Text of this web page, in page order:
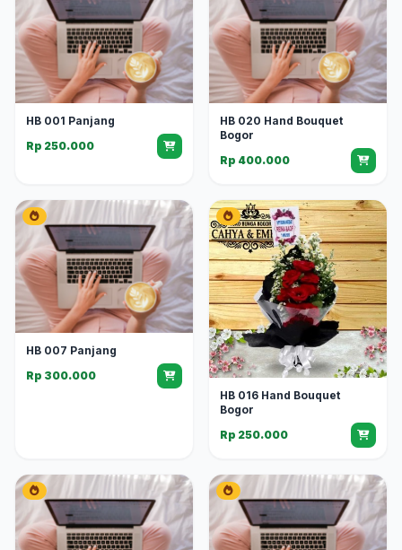
HB 001 Panjang
Rp 250.000
HB 020 Hand Bouquet
Bogor
Rp 400.000
HB 007 Panjang
Rp 300.000
HB 016 Hand Bouquet
Bogor
Rp 250.000